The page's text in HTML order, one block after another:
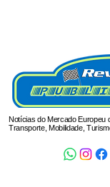
Notícias do Mercado Europeu
Transporte, Mobilidade,